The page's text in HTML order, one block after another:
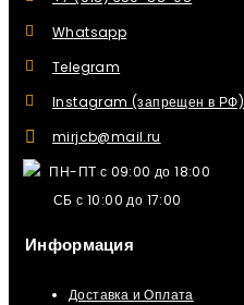
Whatsapp
Telegram
Instagram (запрещен в РФ)
mirjcb@mail.ru
ПН-ПТ с 09:00 до 18:00
СБ с 10:00 до 17:00
Информация
Доставка и Оплата